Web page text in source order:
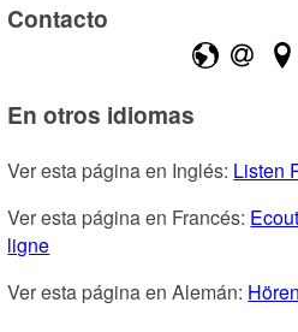
Contacto
En otros idiomas
Ver esta página en Inglés: Listen
Ver esta página en Francés:
ligne
Ver esta página en Alemán: